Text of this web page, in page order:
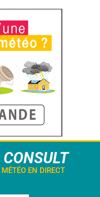
CONSULT
MÉTÉO EN DIRECT